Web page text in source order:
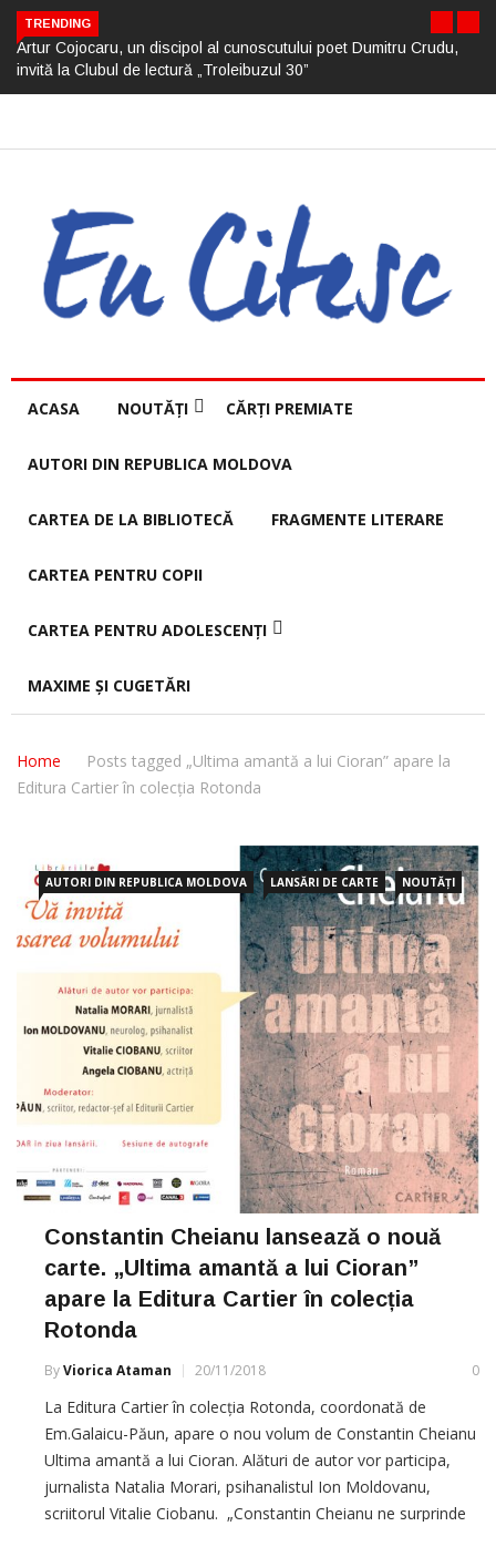
TRENDING
Artur Cojocaru, un discipol al cunoscutului poet Dumitru Crudu,
invită la Clubul de lectură „Troleibuzul 30”
ACASA NOUTĂȚI CĂRȚI PREMIATE
AUTORI DIN REPUBLICA MOLDOVA
CARTEA DE LA BIBLIOTECĂ FRAGMENTE LITERARE
CARTEA PENTRU COPII
CARTEA PENTRU ADOLESCENȚI
MAXIME ȘI CUGETĂRI
Home
Posts tagged „Ultima amantă a lui Cioran” apare la
Editura Cartier în colecția Rotonda
AUTORI DIN REPUBLICA MOLDOVA LANSĂRI DE CARTE NOUTĂȚI
Constantin Cheianu lansează o nouă
carte. „Ultima amantă a lui Cioran”
apare la Editura Cartier în colecția
Rotonda
ByViorica Ataman 20/11/2018 0
La Editura Cartier în colecția Rotonda, coordonată de
Em.Galaicu-Păun, apare o nou volum de Constantin Cheianu
Ultima amantă a lui Cioran. Alături de autor vor participa,
jurnalista Natalia Morari, psihanalistul Ion Moldovanu,
scriitorul Vitalie Ciobanu. „Constantin Cheianu ne surprinde